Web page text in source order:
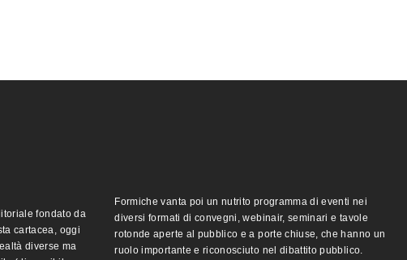
fondato da
cartacea, oggi
diverse ma
Formiche vanta poi un nutrito programma di eventi nei
diversi formati di convegni, webinair, seminari e tavole
rotonde aperte al pubblico e a porte chiuse, che hanno un
ruolo importante e riconosciuto nel dibattito pubblico.